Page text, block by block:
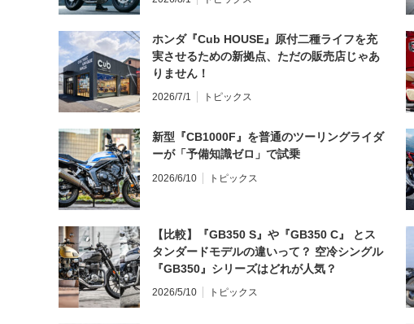
ホンダ『Cub HOUSE』原付二種ライフを充
実させるための新拠点、ただの販売店じゃあ
りません！
2026/7/1 トピックス
新型『CB1000F』を普通のツーリングライダ
ーが「予備知識ゼロ」で試乗
2026/6/10 トピックス
【比較】『GB350 S』や『GB350 C』 とス
タンダードモデルの違いって？ 空冷シングル
『GB350』シリーズはどれが人気？
2026/5/10 トピックス